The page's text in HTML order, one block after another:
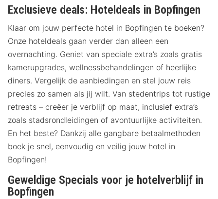
Exclusieve deals: Hoteldeals in Bopfingen
Klaar om jouw perfecte hotel in Bopfingen te boeken?
Onze hoteldeals gaan verder dan alleen een
overnachting. Geniet van speciale extra’s zoals gratis
kamerupgrades, wellnessbehandelingen of heerlijke
diners. Vergelijk de aanbiedingen en stel jouw reis
precies zo samen als jij wilt. Van stedentrips tot rustige
retreats – creëer je verblijf op maat, inclusief extra’s
zoals stadsrondleidingen of avontuurlijke activiteiten.
En het beste? Dankzij alle gangbare betaalmethoden
boek je snel, eenvoudig en veilig jouw hotel in
Bopfingen!
Geweldige Specials voor je hotelverblijf in
Bopfingen